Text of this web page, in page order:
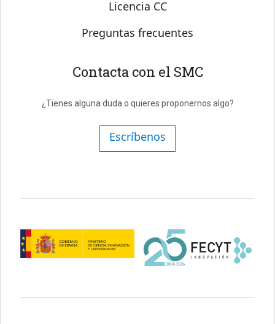
Licencia CC
Preguntas frecuentes
Contacta con el SMC
¿Tienes alguna duda o quieres proponernos algo?
Escríbenos